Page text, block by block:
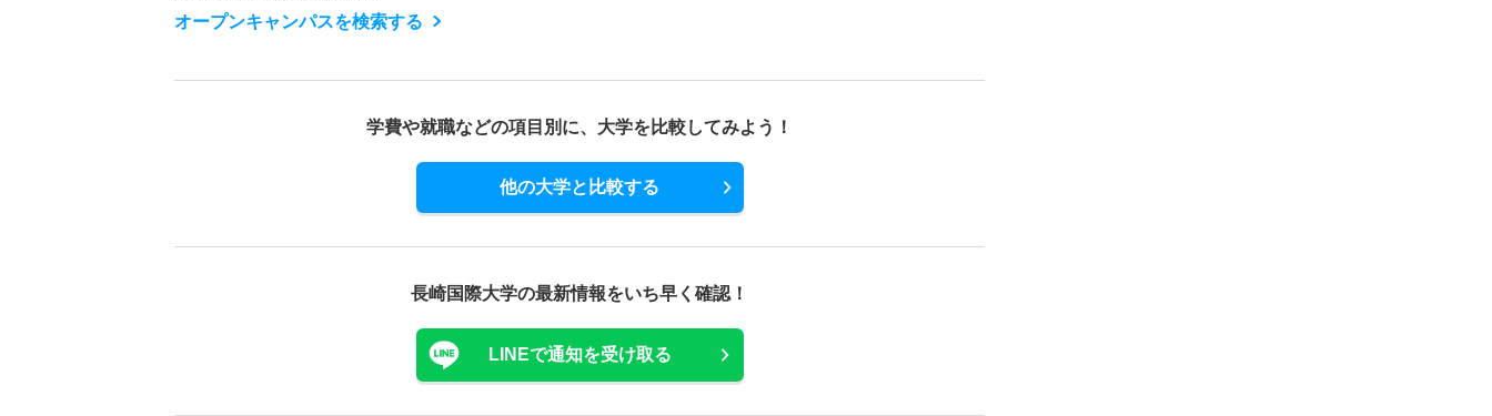
オープンキャンパスを検索する
学費や就職などの項目別に、 大学を比較してみよう！
他の大学と比較する
長崎国際大学の最新情報をいち早く確認！
LINEで通知を受け取る